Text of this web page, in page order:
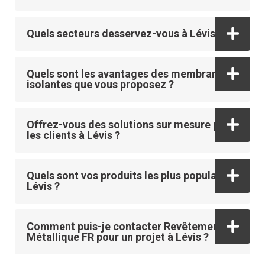
Quels secteurs desservez-vous à Lévis ?
Quels sont les avantages des membranes
isolantes que vous proposez ?
Offrez-vous des solutions sur mesure pour
les clients à Lévis ?
Quels sont vos produits les plus populaires à
Lévis ?
Comment puis-je contacter Revêtement
Métallique FR pour un projet à Lévis ?